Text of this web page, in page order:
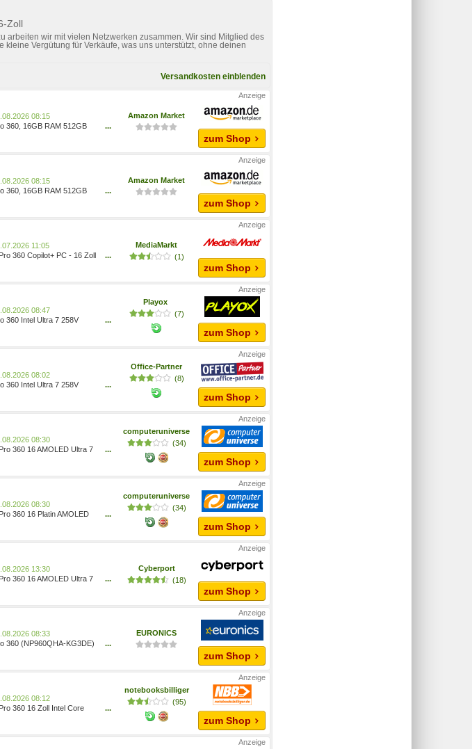
Zoll
arbeiten wir mit vielen Netzwerken zusammen. Wir sind Mitglied des
Vergütung für Verkäufe, was uns unterstützt, ohne deinen
Versandkosten einblenden
08:15
360, 16GB RAM 512GB
...
Amazon Market
zum Shop
08:15
360, 16GB RAM 512GB
...
Amazon Market
zum Shop
11:05
360 Copilot+ PC - 16 Zoll
...
MediaMarkt
(1)
zum Shop
08:47
360 Intel Ultra 7 258V
...
Playox
(7)
zum Shop
08:02
360 Intel Ultra 7 258V
...
Office-Partner
(8)
zum Shop
08:30
360 16 AMOLED Ultra 7
...
computeruniverse
(34)
zum Shop
08:30
360 16 Platin AMOLED
...
computeruniverse
(34)
zum Shop
13:30
360 16 AMOLED Ultra 7
...
Cyberport
(18)
zum Shop
08:33
360 (NP960QHA-KG3DE)
...
EURONICS
zum Shop
08:12
360 16 Zoll Intel Core
...
notebooksbilliger
(95)
zum Shop